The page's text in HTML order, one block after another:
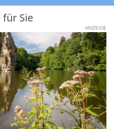
Sie
ANZEIGE